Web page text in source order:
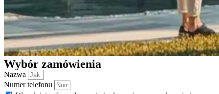
Wybór zamówienia
Nazwa
Numer telefonu